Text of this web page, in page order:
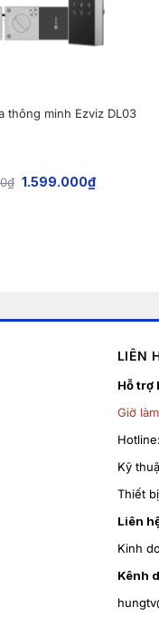
thông minh Ezviz DL03
₫ 1.599.000₫
LIÊN
Hỗ trợ
Giờ
Hotline:
Kỹ
Thiết
Liên
Kinh
Kênh